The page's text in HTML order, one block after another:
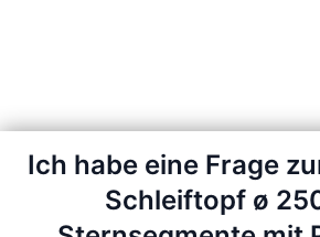
Ich habe eine Frage
Schleiftopf ø